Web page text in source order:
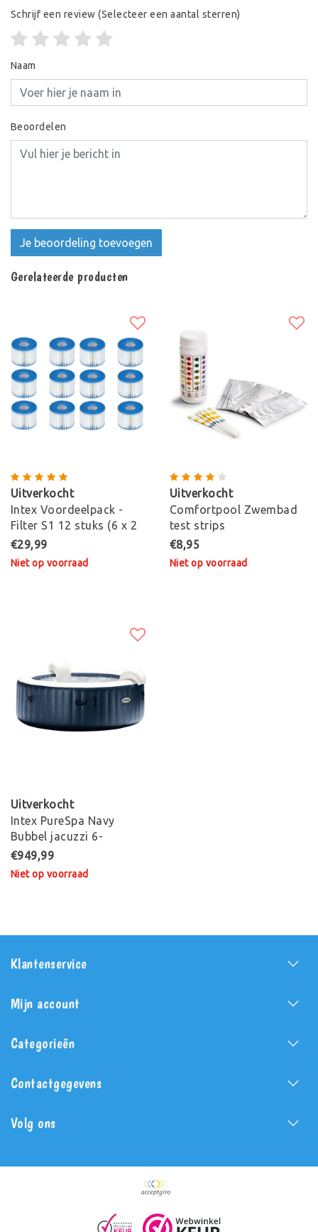
Schrijf een review (Selecteer een aantal sterren)
Naam
Beoordelen
Je beoordeling toevoegen
Gerelateerde producten
Uitverkocht
Intex Voordeelpack -
Filter S1 12 stuks (6 x 2
pack)
€29,99
Niet op voorraad
Uitverkocht
Comfortpool Zwembad
test strips
€8,95
Niet op voorraad
Uitverkocht
Intex PureSpa Navy
Bubbel jacuzzi 6-
persoons
€949,99
Niet op voorraad
Klantenservice
Mijn account
Categorieën
Contactgegevens
Volg ons